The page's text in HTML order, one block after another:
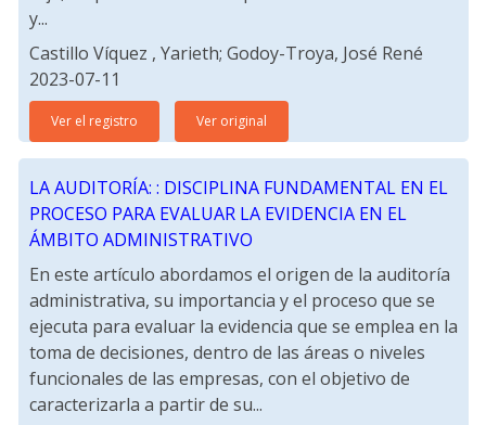
y...
Castillo Víquez , Yarieth; Godoy-Troya, José René
2023-07-11
Ver el registro Ver original
LA AUDITORÍA: : DISCIPLINA FUNDAMENTAL EN EL
PROCESO PARA EVALUAR LA EVIDENCIA EN EL
ÁMBITO ADMINISTRATIVO
En este artículo abordamos el origen de la auditoría
administrativa, su importancia y el proceso que se
ejecuta para evaluar la evidencia que se emplea en la
toma de decisiones, dentro de las áreas o niveles
funcionales de las empresas, con el objetivo de
caracterizarla a partir de su...